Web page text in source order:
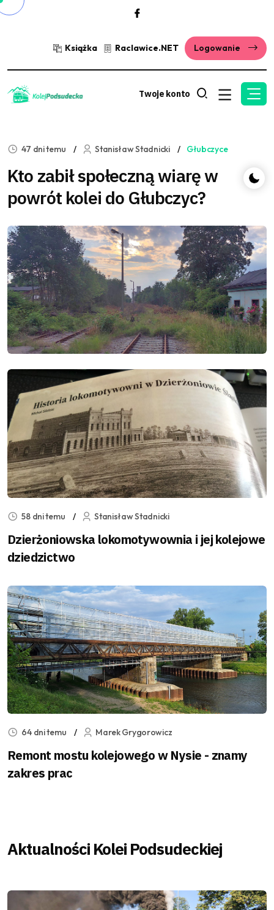
Książka Raclawice.NET Logowanie
Twoje konto
47 dni temu Stanisław Stadnicki Głubczyce
Kto zabił społeczną wiarę w
powrót kolei do Głubczyc?
58 dni temu Stanisław Stadnicki
Dzierżoniowska lokomotywownia i jej kolejowe
dziedzictwo
64 dni temu Marek Grygorowicz
Remont mostu kolejowego w Nysie - znamy
zakres prac
Aktualności Kolei Podsudeckiej